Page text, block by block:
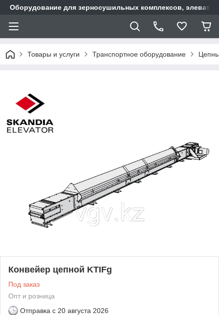
Оборудование для зерносушильных комплексов,
Товары и услуги Транспортное оборудование
Конвейер цепной KTIFg
Под заказ
Опт и розница
Отправка с 20 августа 2026